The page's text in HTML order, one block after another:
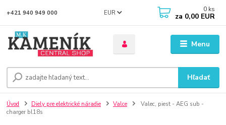
Menu
EUR
Hľadať
+421 940 949 000 0 ks
za 0,00 EUR
Úvod Diely pre elektrické náradie Valce
Valec, piest - AEG sub -
charger bl18s